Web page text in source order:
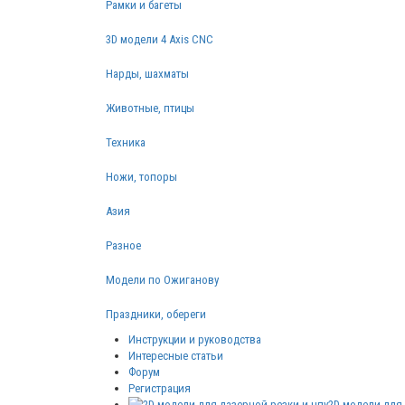
Рамки и багеты
3D модели 4 Axis CNC
Нарды, шахматы
Животные, птицы
Техника
Ножи, топоры
Азия
Разное
Модели по Ожиганову
Праздники, обереги
Инструкции и руководства
Интересные статьи
Форум
Регистрация